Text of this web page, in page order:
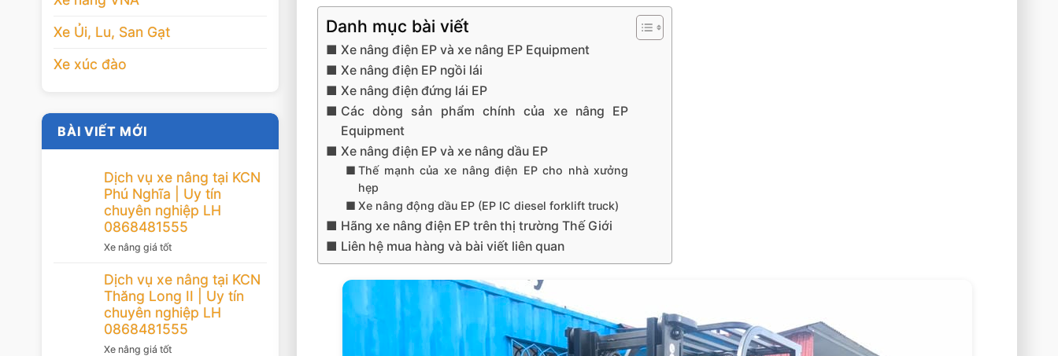
Xe Ủi, Lu, San Gạt
Xe xúc đào
BÀI VIẾT MỚI
Dịch vụ xe nâng tại KCN
Phú Nghĩa | Uy tín
chuyên nghiệp LH
0868481555
Xe nâng giá tốt
Dịch vụ xe nâng tại KCN
Thăng Long II | Uy tín
chuyên nghiệp LH
0868481555
Xe nâng giá tốt
Danh mục bài viết
Xe nâng điện EP và xe nâng EP Equipment
Xe nâng điện EP ngồi lái
Xe nâng điện đứng lái EP
Các dòng sản phẩm chính của xe nâng EP
Equipment
Xe nâng điện EP và xe nâng dầu EP
Thế mạnh của xe nâng điện EP cho nhà xưởng
hẹp
Xe nâng động dầu EP (EP IC diesel forklift truck)
Hãng xe nâng điện EP trên thị trường Thế Giới
Liên hệ mua hàng và bài viết liên quan